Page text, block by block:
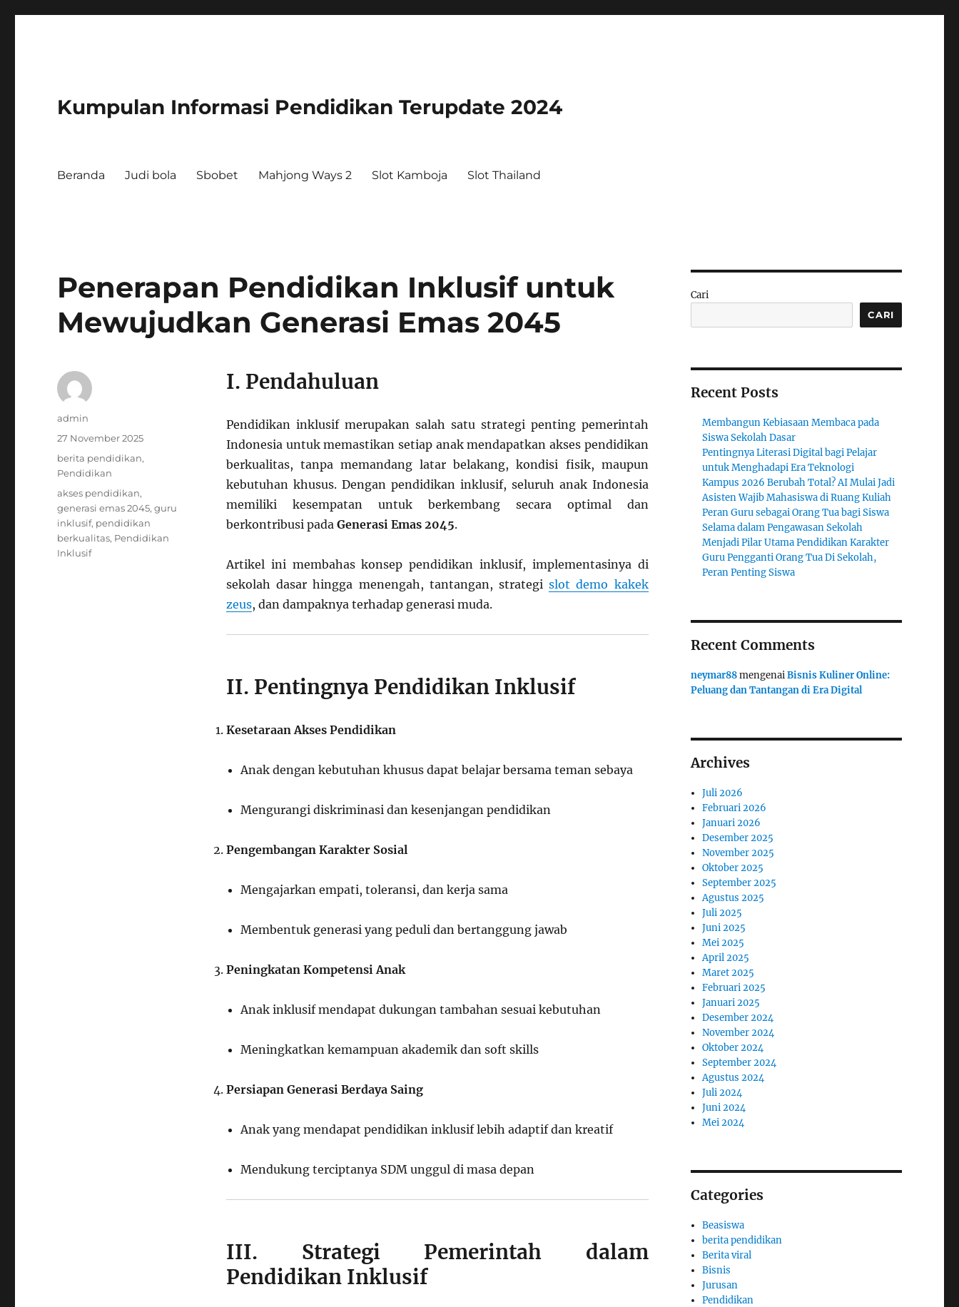
Kumpulan Informasi Pendidikan Terupdate 2024
Beranda Judi bola Sbobet Mahjong Ways 2 Slot Kamboja Slot Thailand
Penerapan Pendidikan Inklusif untuk
Mewujudkan Generasi Emas 2045
I. Pendahuluan
Pendidikan inklusif merupakan salah satu strategi penting pemerintah
Indonesia untuk memastikan setiap anak mendapatkan akses pendidikan
berkualitas, tanpa memandang latar belakang, kondisi fisik, maupun
kebutuhan khusus. Dengan pendidikan inklusif, seluruh anak Indonesia
memiliki kesempatan untuk berkembang secara optimal dan
berkontribusi pada Generasi Emas 2045.
Artikel ini membahas konsep pendidikan inklusif, implementasinya di
sekolah dasar hingga menengah, tantangan, strategislot demo kakek
zeus, dan dampaknya terhadap generasi muda.
II. Pentingnya Pendidikan Inklusif
Kesetaraan Akses Pendidikan
Anak dengan kebutuhan khusus dapat belajar bersama teman sebaya
Mengurangi diskriminasi dan kesenjangan pendidikan
Pengembangan Karakter Sosial
Mengajarkan empati, toleransi, dan kerja sama
Membentuk generasi yang peduli dan bertanggung jawab
Peningkatan Kompetensi Anak
Anak inklusif mendapat dukungan tambahan sesuai kebutuhan
Meningkatkan kemampuan akademik dan soft skills
Persiapan Generasi Berdaya Saing
Anak yang mendapat pendidikan inklusif lebih adaptif dan kreatif
Mendukung terciptanya SDM unggul di masa depan
III. Strategi Pemerintah dalam
Pendidikan Inklusif
Author
admin
Posted
on
27 November 2025
Categories
berita pendidikan,
Pendidikan
Tags
akses pendidikan,
generasi emas 2045,guru
inklusif, pendidikan
berkualitas, Pendidikan
Inklusif
Cari
CARI
Recent Posts
Membangun Kebiasaan Membaca pada
Siswa Sekolah Dasar
Pentingnya Literasi Digital bagi Pelajar
untuk Menghadapi Era Teknologi
Kampus 2026 Berubah Total? AI Mulai Jadi
Asisten Wajib Mahasiswa di Ruang Kuliah
Peran Guru sebagai Orang Tua bagi Siswa
Selama dalam Pengawasan Sekolah
Menjadi Pilar Utama Pendidikan Karakter
Guru Pengganti Orang Tua Di Sekolah,
Peran Penting Siswa
Recent Comments
neymar88mengenaiBisnis Kuliner Online:
Peluang dan Tantangan di Era Digital
Archives
Juli 2026
Februari 2026
Januari 2026
Desember 2025
November 2025
Oktober 2025
September 2025
Agustus 2025
Juli 2025
Juni 2025
Mei 2025
April 2025
Maret 2025
Februari 2025
Januari 2025
Desember 2024
November 2024
Oktober 2024
September 2024
Agustus 2024
Juli 2024
Juni 2024
Mei 2024
Categories
Beasiswa
berita pendidikan
Berita viral
Bisnis
Jurusan
Pendidikan